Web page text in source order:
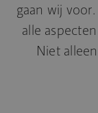
gaan wij
alle
Niet